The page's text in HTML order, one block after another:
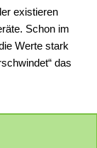
bspw.
existieren
Schon im
Werte stark
das